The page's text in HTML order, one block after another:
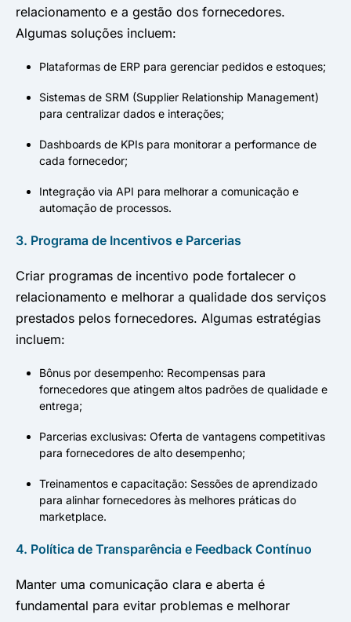
relacionamento e a gestão dos fornecedores.
Algumas soluções incluem:
Plataformas de ERP para gerenciar pedidos e estoques;
Sistemas de SRM (Supplier Relationship Management)
para centralizar dados e interações;
Dashboards de KPIs para monitorar a performance de
cada fornecedor;
Integração via API para melhorar a comunicação e
automação de processos.
3. Programa de Incentivos e Parcerias
Criar programas de incentivo pode fortalecer o
relacionamento e melhorar a qualidade dos serviços
prestados pelos fornecedores. Algumas estratégias
incluem:
Bônus por desempenho: Recompensas para
fornecedores que atingem altos padrões de qualidade e
entrega;
Parcerias exclusivas: Oferta de vantagens competitivas
para fornecedores de alto desempenho;
Treinamentos e capacitação: Sessões de aprendizado
para alinhar fornecedores às melhores práticas do
marketplace.
4. Política de Transparência e Feedback Contínuo
Manter uma comunicação clara e aberta é
fundamental para evitar problemas e melhorar